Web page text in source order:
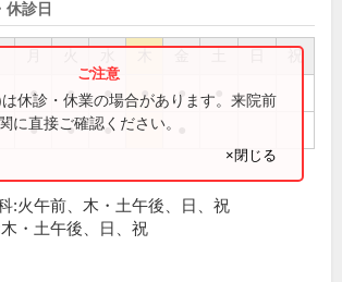
休診日
祝
● ● ● ● ●
● ● ●
休診・休業の場合があります。来院前
に直接ご確認ください。
×閉じる
:火午前、木・土午後、日、祝
・土午後、日、祝